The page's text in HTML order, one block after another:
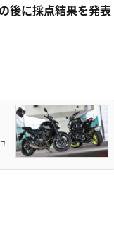
後に採点結果を発表